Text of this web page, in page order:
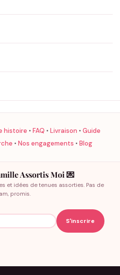
histoire • FAQ • Livraison • Guide
• Nos engagements • Blog
Assortis Moi 💌
et idées de tenues assorties. Pas de
promis.